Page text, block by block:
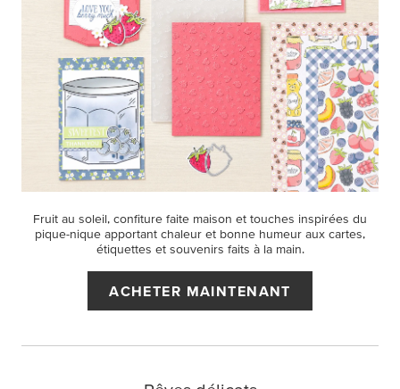
Fruit au soleil, confiture faite maison et touches inspirées du
pique-nique apportant chaleur et bonne humeur aux cartes,
étiquettes et souvenirs faits à la main.
ACHETER MAINTENANT